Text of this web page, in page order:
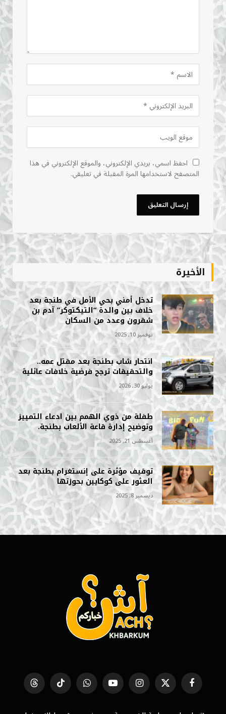
احفظ اسمي، بريدي الإلكتروني، والموقع الإلكتروني في هذا
المتصفح لاستخدامها المرة المقبلة في تعليقي.
الأخيرة
تدخل أمني بحي الأمل في طنجة بعد
خلاف بين والدة “التيكتوكر” آدم بن
شقرون وعدد من السكان
نوفمبر 10, 2025
انتحار شاب بطنجة بعد مقتل عمه..
والتحقيقات ترجح فرضية خلافات عائلية
يوليو 30, 2026
طفلة من ذوي الهمم بين ادعاء التمييز
وتوضيح إدارة قاعة الألعاب بطنجة.
أغسطس 21, 2025
توقيف مؤثرة على إنستغرام بطنجة بعد
العثور على كوكايين بحوزتها
ديسمبر 8, 2025
فيسبوك X
(Twitter)
الانستغراميوتيوب واتساب تيكتوك Threads